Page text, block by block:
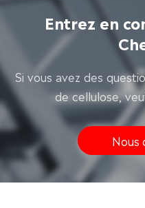
Entrez en
Si vous avez des
de cellulose,
Nous